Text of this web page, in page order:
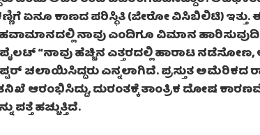
ಏನೂ ಕಾಣದ ಪರಿಸ್ಥಿತಿ (ಜೀರೋ ವಿಸಿಬಿಲಿಟಿ)
ನಾವು ಎಂದಿಗೂ ವಿಮಾನ
“ನಾವು ಹೆಚ್ಚಿನ ಎತ್ತರದಲ್ಲಿ ಹಾರಾಟ
ಚಲಾಯಿಸಿದ್ದರು ಎನ್ನಲಾಗಿದೆ. ಪ್ರಸ್ತುತ ಅಮೆರಿಕದ
ತನಿಖೆ ಆರಂಭಿಸಿದ್ದು, ದುರಂತಕ್ಕೆ ತಾಂತ್ರಿಕ ದೋಷ
ಪತ್ತೆ ಹಚ್ಚುತ್ತಿದೆ.